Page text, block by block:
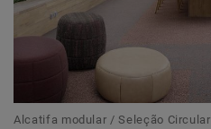
Alcatifa modular / Seleção Circular